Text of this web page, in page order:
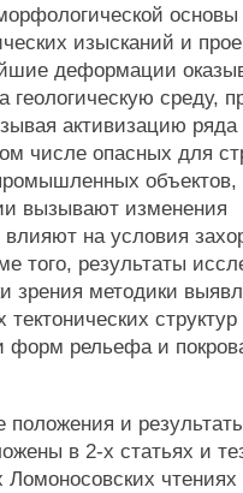
изысканий и
деформации
геологическую среду,
активизацию ряда
числе опасных для
вызывают изменения
влияют на условия
того, результаты
зрения методики
форм рельефа и
и
в 2-х статьях и
Ломоносовских